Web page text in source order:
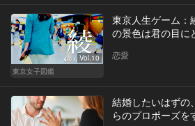
Vol.10
東京女子図鑑
東京人生ゲーム：
の景色は君の目に
恋愛
結婚したいはずの
らのプロポーズを